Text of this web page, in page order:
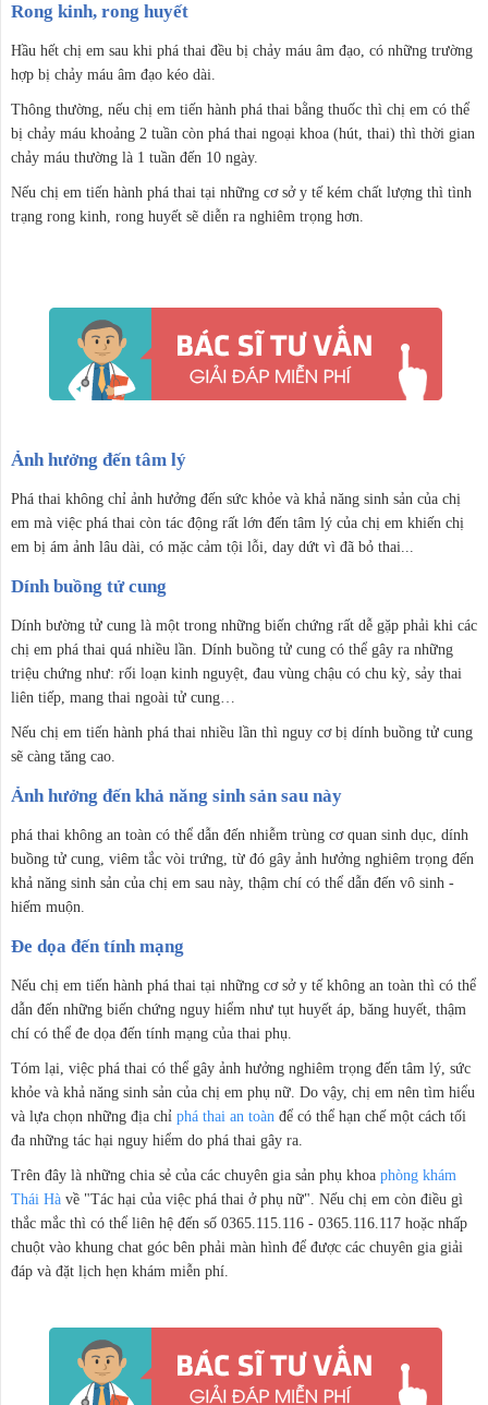
Rong kinh, rong huyết
Hầu hết chị em sau khi phá thai đều bị chảy máu âm đạo, có những trường
hợp bị chảy máu âm đạo kéo dài.
Thông thường, nếu chị em tiến hành phá thai bằng thuốc thì chị em có thể
bị chảy máu khoảng 2 tuần còn phá thai ngoại khoa (hút, thai) thì thời gian
chảy máu thường là 1 tuần đến 10 ngày.
Nếu chị em tiến hành phá thai tại những cơ sở y tế kém chất lượng thì tình
trạng rong kinh, rong huyết sẽ diễn ra nghiêm trọng hơn.
Ảnh hưởng đến tâm lý
Phá thai không chỉ ảnh hưởng đến sức khỏe và khả năng sinh sản của chị
em mà việc phá thai còn tác động rất lớn đến tâm lý của chị em khiến chị
em bị ám ảnh lâu dài, có mặc cảm tội lỗi, day dứt vì đã bỏ thai...
Dính buồng tử cung
Dính bường tử cung là một trong những biến chứng rất dễ gặp phải khi các
chị em phá thai quá nhiều lần. Dính buồng tử cung có thể gây ra những
triệu chứng như: rối loạn kinh nguyệt, đau vùng chậu có chu kỳ, sảy thai
liên tiếp, mang thai ngoài tử cung…
Nếu chị em tiến hành phá thai nhiều lần thì nguy cơ bị dính buồng tử cung
sẽ càng tăng cao.
Ảnh hưởng đến khả năng sinh sản sau này
phá thai không an toàn có thể dẫn đến nhiễm trùng cơ quan sinh dục, dính
buồng tử cung, viêm tắc vòi trứng, từ đó gây ảnh hưởng nghiêm trọng đến
khả năng sinh sản của chị em sau này, thậm chí có thể dẫn đến vô sinh -
hiếm muộn.
Đe dọa đến tính mạng
Nếu chị em tiến hành phá thai tại những cơ sở y tế không an toàn thì có thể
dẫn đến những biến chứng nguy hiểm như tụt huyết áp, băng huyết, thậm
chí có thể đe dọa đến tính mạng của thai phụ.
Tóm lại, việc phá thai có thể gây ảnh hưởng nghiêm trọng đến tâm lý, sức
khỏe và khả năng sinh sản của chị em phụ nữ. Do vậy, chị em nên tìm hiểu
và lựa chọn những địa chỉ phá thai an toànđể có thể hạn chế một cách tối
đa những tác hại nguy hiểm do phá thai gây ra.
Trên đây là những chia sẻ của các chuyên gia sản phụ khoa phòng khám
Thái Hàvề "Tác hại của việc phá thai ở phụ nữ". Nếu chị em còn điều gì
thắc mắc thì có thể liên hệ đến số 0365.115.116 - 0365.116.117 hoặc nhấp
chuột vào khung chat góc bên phải màn hình để được các chuyên gia giải
đáp và đặt lịch hẹn khám miễn phí.